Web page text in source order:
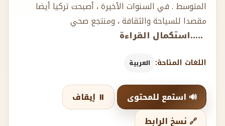
المتوسط . في السنوات الأخيرة ، أصبحت تركيا أيضا
مقصدا للسياحة والثقافة ، ومنتجع صحي
.....استكمال القراءة
اللغات المتاحة: العربية
🔊 استمع للمحتوى
⏸️ إيقاف
🔗 نسخ الرابط